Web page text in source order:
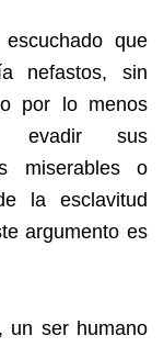
que
nefastos, sin
por lo menos
evadir sus
miserables o
la esclavitud
argumento es
un ser humano